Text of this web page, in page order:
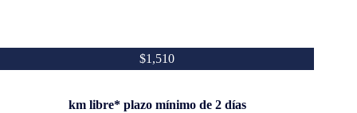
$1,510
km libre* plazo mínimo de 2 días